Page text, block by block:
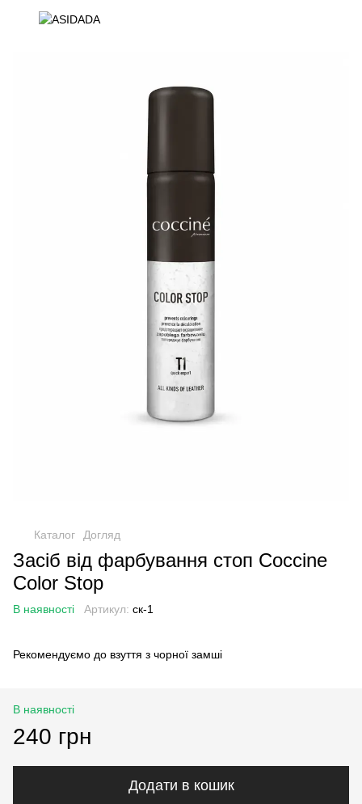
Каталог Догляд
Засіб від фарбування стоп Coccine
Color Stop
В наявності Артикул: ск-1
Рекомендуємо до взуття з чорної замші
В наявності
240 грн
Додати в кошик